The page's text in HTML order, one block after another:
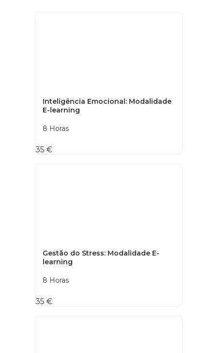
Inteligência Emocional: Modalidade
E-learning
8 Horas
35 €
Gestão do Stress: Modalidade E-
learning
8 Horas
35 €